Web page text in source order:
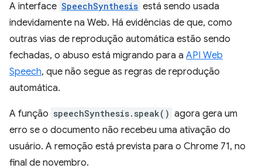
A interface SpeechSynthesis está sendo usada
indevidamente na Web. Há evidências de que, como
outras vias de reprodução automática estão sendo
fechadas, o abuso está migrando para a API Web
Speech, que não segue as regras de reprodução
automática.
A função speechSynthesis.speak() agora gera um
erro se o documento não recebeu uma ativação do
usuário. A remoção está prevista para o Chrome 71, no
final de novembro.